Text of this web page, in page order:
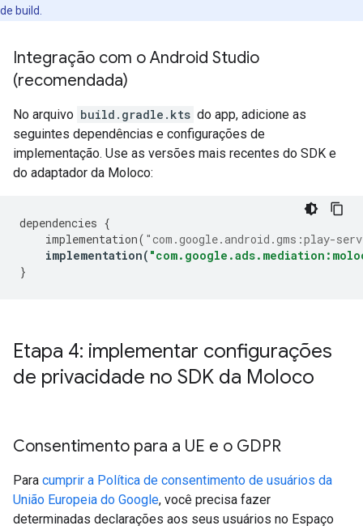
de build.
Integração com o Android Studio
(recomendada)
No arquivo build.gradle.kts do app, adicione as
seguintes dependências e configurações de
implementação. Use as versões mais recentes do SDK e
do adaptador da Moloco:
dependencies {
implementation( "com.google.android.gms:play-
implementation(
}
Etapa 4: implementar configurações
de privacidade no SDK da Moloco
Consentimento para a UE e o GDPR
Para cumprir a Política de consentimento de usuários da
União Europeia do Google, você precisa fazer
determinadas declarações aos seus usuários no Espaço